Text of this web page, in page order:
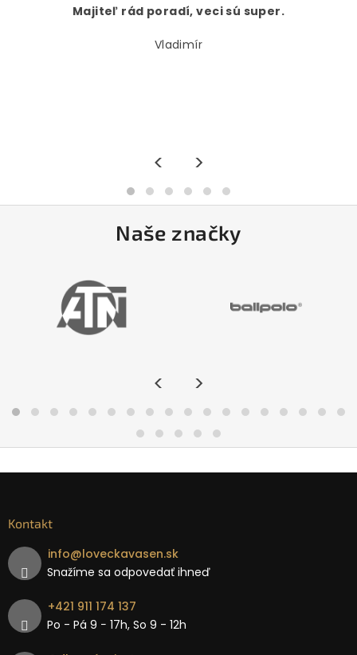
Majiteľ rád poradí, veci sú super.
Vladimír
< >
Naše značky
< >
Kontakt
info@loveckavasen.sk
Snažíme sa odpovedať ihneď
+421 911 174 137
Po - Pá 9 − 17h, So 9 - 12h